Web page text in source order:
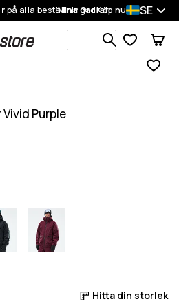
på alla beställningarKöp nu
Mina Ordrar SE
Sök bland
Purple
Hitta din storlek